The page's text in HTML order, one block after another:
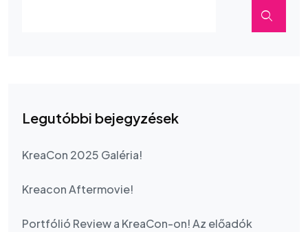
Legutóbbi bejegyzések
KreaCon 2025 Galéria!
Kreacon Aftermovie!
Portfólió Review a KreaCon-on! Az előadók